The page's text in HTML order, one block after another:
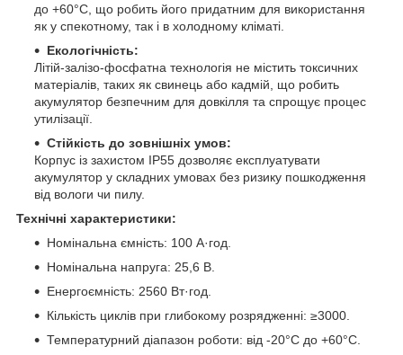
до +60°C, що робить його придатним для використання
як у спекотному, так і в холодному кліматі.
Екологічність:
Літій-залізо-фосфатна технологія не містить токсичних
матеріалів, таких як свинець або кадмій, що робить
акумулятор безпечним для довкілля та спрощує процес
утилізації.
Стійкість до зовнішніх умов:
Корпус із захистом IP55 дозволяє експлуатувати
акумулятор у складних умовах без ризику пошкодження
від вологи чи пилу.
Технічні характеристики:
Номінальна ємність: 100 А·год.
Номінальна напруга: 25,6 В.
Енергоємність: 2560 Вт·год.
Кількість циклів при глибокому розрядженні: ≥3000.
Температурний діапазон роботи: від -20°C до +60°C.